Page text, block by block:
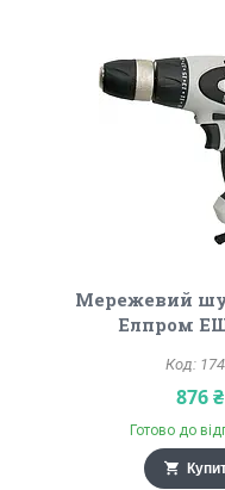
Мережевий
Елпром
876 ₴
Готово до